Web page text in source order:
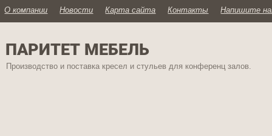
О компании Новости Карта сайта Контакты Напишите
ПАРИТЕТ МЕБЕЛЬ
Производство и поставка кресел и стульев для конференц залов.